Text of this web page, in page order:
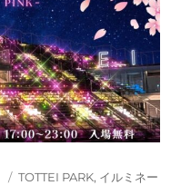
タ
TOTTEI PARK, イルミネー